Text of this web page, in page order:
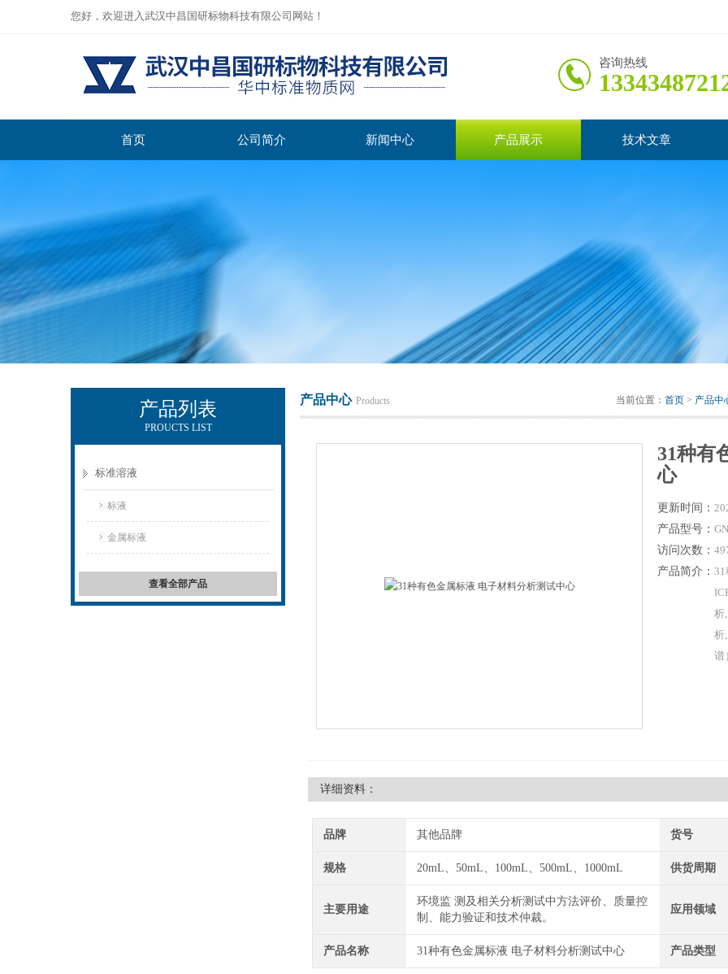
您好，欢迎进入武汉中昌国研标物科技有限公司网站！
咨询热线
首页 公司简介 新闻中心 产品展示 技术文章
产品列表
PROUCTS LIST
标准溶液
标液
金属标液
查看全部产品
产品中心 Products 当前位置： 首页 > 产品中
31种有
心
更新时间：
产品型号：
访问次数：
产品简介： 31
析
析
谱
详细资料：
品牌 其他品牌 货号
规格 20mL、50mL、100mL、500mL、1000mL 供货周期
主要用途
环境监 测及相关分析测试中方法评价、质量控
制、能力验证和技术仲裁。
应用领域
产品名称 31种有色金属标液 电子材料分析测试中心 产品类型